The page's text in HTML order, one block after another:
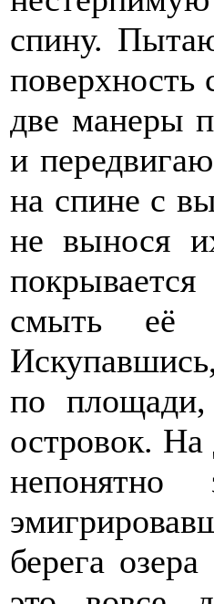
спину.
поверхность
две манеры
и
на спине с
не вынося
смыть её
по площади,
островок. На
берега